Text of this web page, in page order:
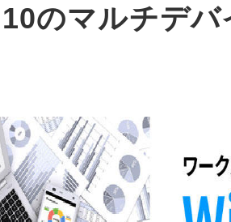
のマルチデバ